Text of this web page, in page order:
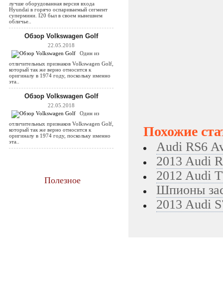
лучше оборудованная версия входа
Hyundai в горячо оспариваемый сегмент
супермини. I20 был в своем нынешнем
обличье..
Обзор Volkswagen Golf
22.05.2018
Один из
отличительных признаков Volkswagen Golf,
который так же верно относится к
оригиналу в 1974 году, поскольку именно
эта..
Обзор Volkswagen Golf
22.05.2018
Один из
отличительных признаков Volkswagen Golf,
который так же верно относится к
оригиналу в 1974 году, поскольку именно
эта..
Полезное
Похожие
Audi RS6
2013 Audi
2012 Audi
Шпионы
2013 Audi